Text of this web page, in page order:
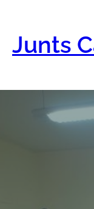
contingut
Junts